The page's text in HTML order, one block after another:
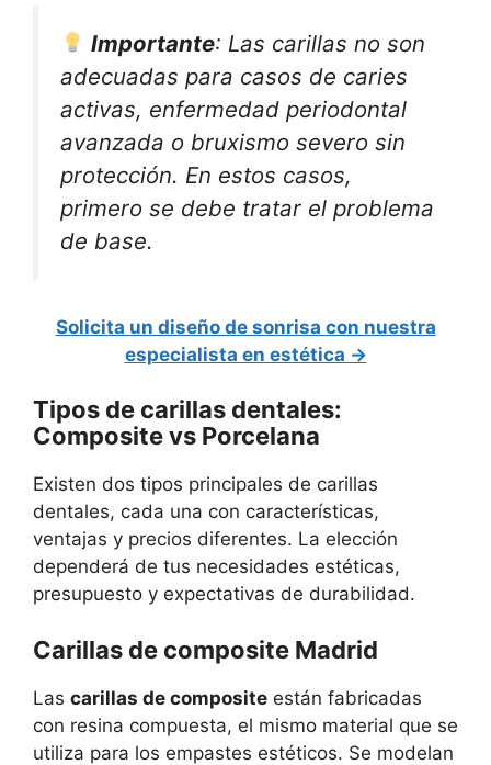
Importante: Las carillas no son
adecuadas para casos de caries
activas, enfermedad periodontal
avanzada o bruxismo severo sin
protección. En estos casos,
primero se debe tratar el problema
de base.
Solicita un diseño de sonrisa con nuestra
especialista en estética →
Tipos de carillas dentales:
Composite vs Porcelana
Existen dos tipos principales de carillas
dentales, cada una con características,
ventajas y precios diferentes. La elección
dependerá de tus necesidades estéticas,
presupuesto y expectativas de durabilidad.
Carillas de composite Madrid
Las carillas de composite están fabricadas
con resina compuesta, el mismo material que se
utiliza para los empastes estéticos. Se modelan